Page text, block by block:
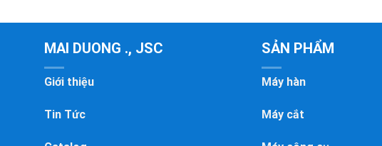
MAI DUONG ., JSC
Giới thiệu
Tin Tức
SẢN PHẨM
Máy hàn
Máy cắt